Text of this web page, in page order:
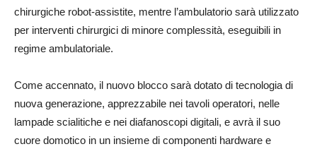
chirurgiche robot-assistite, mentre l’ambulatorio sarà utilizzato
per interventi chirurgici di minore complessità, eseguibili in
regime ambulatoriale.
Come accennato, il nuovo blocco sarà dotato di tecnologia di
nuova generazione, apprezzabile nei tavoli operatori, nelle
lampade scialitiche e nei diafanoscopi digitali, e avrà il suo
cuore domotico in un insieme di componenti hardware e